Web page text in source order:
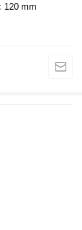
120 mm